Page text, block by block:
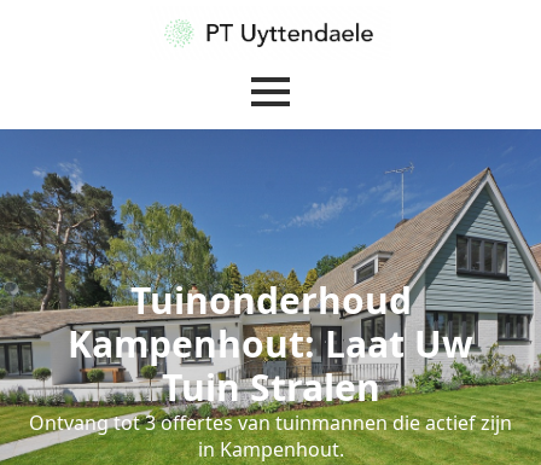
Tuinonderhoud
Kampenhout: Laat Uw
Tuin Stralen
Ontvang tot 3 offertes van tuinmannen die actief zijn
in Kampenhout.